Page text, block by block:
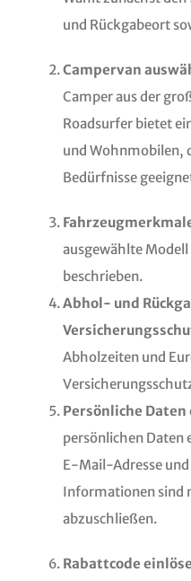
und Rückgabeort
Campervan
Camper aus der
Roadsurfer bietet
und Wohnmobilen,
Bedürfnisse
ausgewählte
beschrieben.
Abhol- und
Abholzeiten und
Persönliche Daten
persönlichen Daten
E-Mail-Adresse
Informationen sind
abzuschließen.
Rabattcode